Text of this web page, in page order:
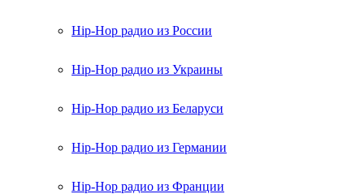
Hip-Hop радио из России
Hip-Hop радио из Украины
Hip-Hop радио из Беларуси
Hip-Hop радио из Германии
Hip-Hop радио из Франции